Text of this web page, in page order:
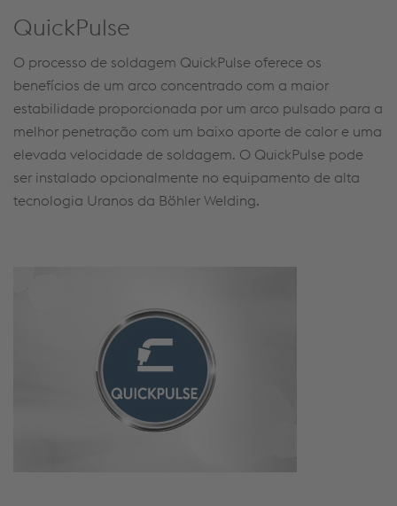
QuickPulse
O processo de soldagem QuickPulse oferece os
benefícios de um arco concentrado com a maior
estabilidade proporcionada por um arco pulsado para a
melhor penetração com um baixo aporte de calor e uma
elevada velocidade de soldagem. O QuickPulse pode
ser instalado opcionalmente no equipamento de alta
tecnologia Uranos da Böhler Welding.